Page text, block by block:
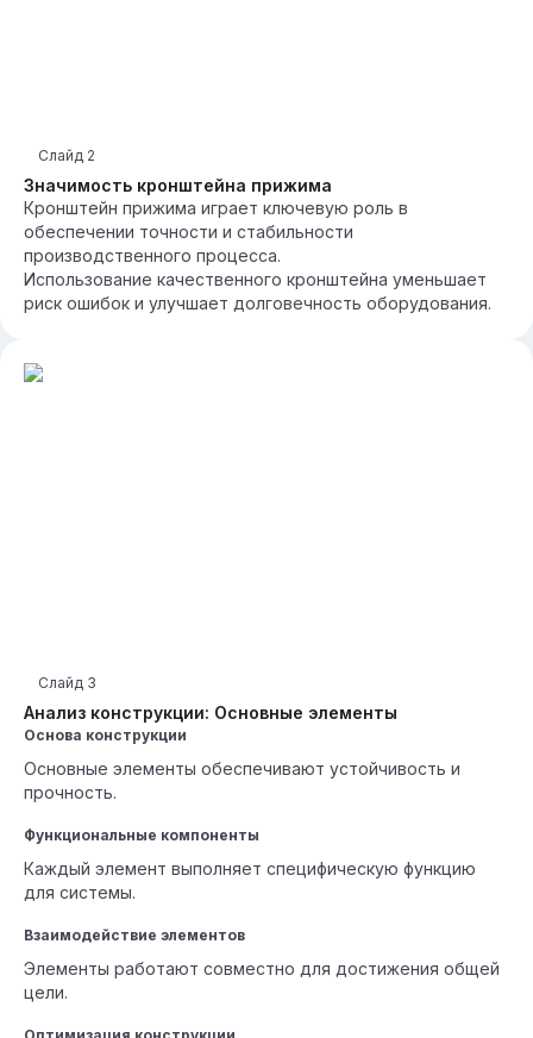
Значимость кронштейна прижима
Слайд 2
Кронштейн прижима играет ключевую роль в
обеспечении точности и стабильности
производственного процесса.
Использование качественного кронштейна уменьшает
риск ошибок и улучшает долговечность оборудования.
Анализ конструкции: Основные элементы
Слайд 3
Основа конструкции
Основные элементы обеспечивают устойчивость и
прочность.
Функциональные компоненты
Каждый элемент выполняет специфическую функцию
для системы.
Взаимодействие элементов
Элементы работают совместно для достижения общей
цели.